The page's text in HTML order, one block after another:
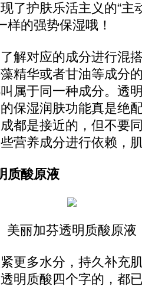
了护肤乐活主义的“主
样的强势保湿哦！
对应的成分进行混
精华或者甘油等成分
属于同一种成分。透
保湿润肤功能真是绝
都是接近的，但不要
营养成分进行依赖，
质酸原液
美丽加芬透明质酸原液
多水分，持久补充
明质酸四个字的，都